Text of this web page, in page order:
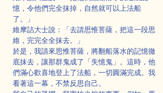
憶，令他們完全抹掉，自然就可以上法船
了。」
維摩詰大士說：「去請思惟菩薩，把這一段思
維，完完全全抹去。」
於是，我請來思惟菩薩，將翻船落水的記憶徹
底抹去，讓那群鬼成了「失憶鬼」。這時，他
們滿心歡喜地登上了法船，一切圓滿完成。我
看著這一幕，不禁反思自己。